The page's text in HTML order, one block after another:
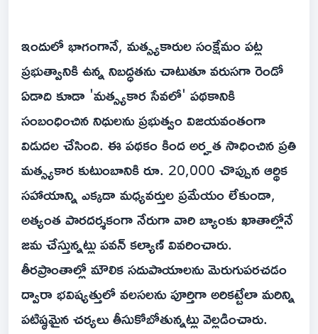
ఇందులో భాగంగానే, మత్స్యకారుల సంక్షేమం పట్ల
ప్రభుత్వానికి ఉన్న నిబద్ధతను చాటుతూ వరుసగా రెండో
ఏడాది కూడా 'మత్స్యకార సేవలో' పథకానికి
సంబంధించిన నిధులను ప్రభుత్వం విజయవంతంగా
విడుదల చేసింది. ఈ పథకం కింద అర్హత సాధించిన ప్రతి
మత్స్యకార కుటుంబానికి రూ. 20,000 చొప్పున ఆర్థిక
సహాయాన్ని ఎక్కడా మధ్యవర్తుల ప్రమేయం లేకుండా,
అత్యంత పారదర్శకంగా నేరుగా వారి బ్యాంకు ఖాతాల్లోనే
జమ చేస్తున్నట్లు పవన్ కల్యాణ్ వివరించారు.
తీరప్రాంతాల్లో మౌలిక సదుపాయాలను మెరుగుపరచడం
ద్వారా భవిష్యత్తులో వలసలను పూర్తిగా అరికట్టేలా మరిన్ని
పటిష్ఠమైన చర్యలు తీసుకోబోతున్నట్లు వెల్లడించారు.